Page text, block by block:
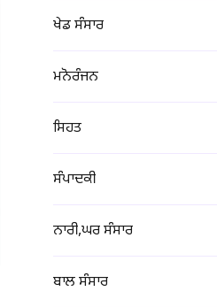
ਖੇਡ ਸੰਸਾਰ
ਮਨੋਰੰਜਨ
ਸਿਹਤ
ਸੰਪਾਦਕੀ
ਨਾਰੀ,ਘਰ ਸੰਸਾਰ
ਬਾਲ ਸੰਸਾਰ